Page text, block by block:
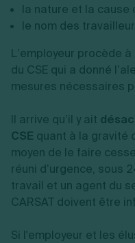
la nature et la cause
le nom des
L’employeur procède
du CSE qui a donné
mesures nécessaires
Il arrive qu’il y ait
CSE quant à la gravité
moyen de le faire
réuni d’urgence, sous
travail et un agent du
CARSAT doivent être
Si l'employeur et les